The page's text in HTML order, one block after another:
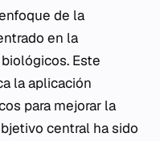
de la
en la
Este
la aplicación
para mejorar la
central ha sido